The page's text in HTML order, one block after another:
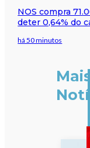
NOS compra
deter 0,64% do
há 50 minutos
Mais